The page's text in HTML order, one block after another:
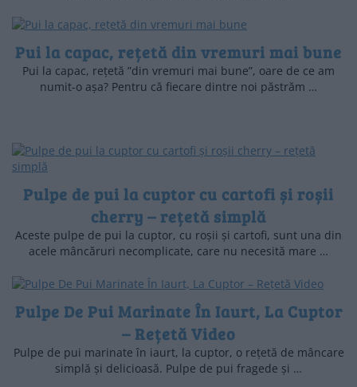
Pui la capac, rețetă din vremuri mai bune
Pui la capac, rețetă ”din vremuri mai bune”, oare de ce am
numit-o așa? Pentru că fiecare dintre noi păstrăm …
Pulpe de pui la cuptor cu cartofi și roșii
cherry – rețetă simplă
Aceste pulpe de pui la cuptor, cu roșii și cartofi, sunt una din
acele mâncăruri necomplicate, care nu necesită mare …
Pulpe De Pui Marinate În Iaurt, La Cuptor
– Rețetă Video
Pulpe de pui marinate în iaurt, la cuptor, o rețetă de mâncare
simplă și delicioasă. Pulpe de pui fragede și …